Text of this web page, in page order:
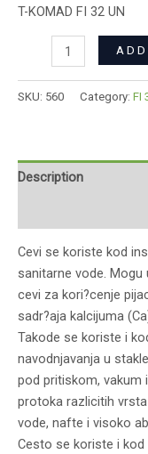
T-KOMAD FI 32 UN
SKU: 560 Category: FI
Description
Cevi se koriste kod
sanitarne vode.
cevi za kori?cenje
sadr?aja kalcijuma
Takode se koriste i
navodnjavanja u
pod pritiskom, vakum
protoka razlicitih
vode, nafte i visoko
Cesto se koriste i